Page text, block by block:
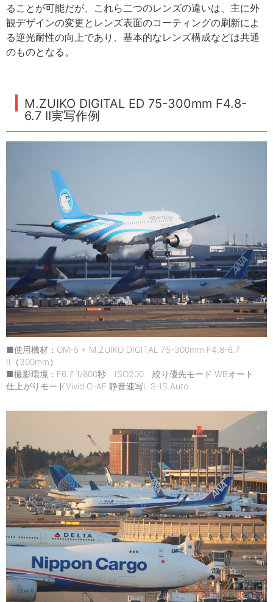
ることが可能だが、これら二つのレンズの違いは、主に外
観デザインの変更とレンズ表面のコーティングの刷新によ
る逆光耐性の向上であり、基本的なレンズ構成などは共通
のものとなる。
M.ZUIKO DIGITAL ED 75-300mm F4.8-
6.7 II実写作例
■使用機材：OM-5 + M.ZUIKO DIGITAL 75-300mm F4.8-6.7
II（300mm）
■撮影環境：F6.7 1/800秒 ISO200 絞り優先モード WBオート
仕上がりモードVivid C-AF 静音連写L S-IS Auto